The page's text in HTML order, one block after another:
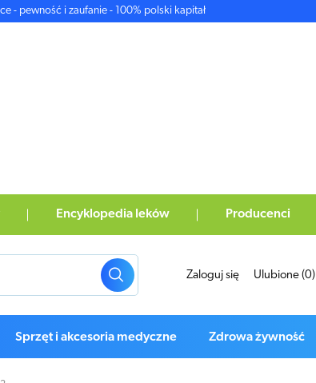
- pewność i zaufanie - 100% polski kapitał
Encyklopedia leków Producenci
Zaloguj się Ulubione (0)
Sprzęt i akcesoria medyczne Zdrowa żywność